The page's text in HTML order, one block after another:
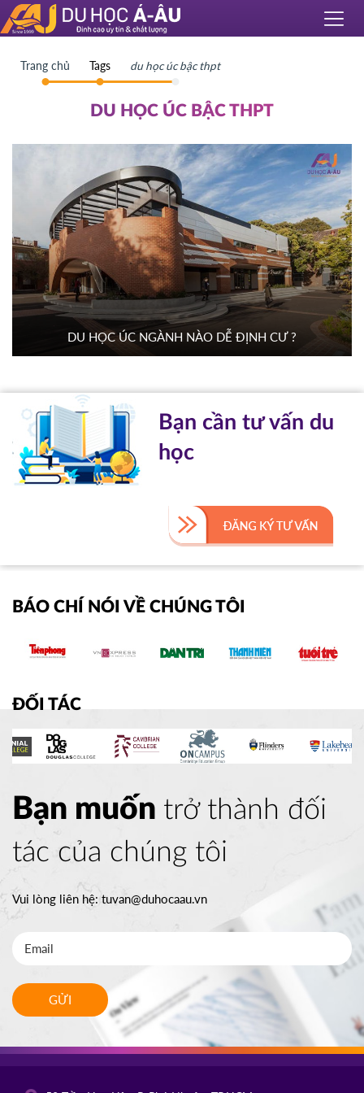
Trang chủ Tags du học úc bậc thpt
DU HỌC ÚC BẬC THPT
DU HỌC ÚC NGÀNH NÀO DỄ ĐỊNH CƯ ?
Bạn cần tư vấn du
học
BÁO CHÍ NÓI VỀ CHÚNG TÔI
ĐỐI TÁC
Bạn muốn trở thành đối
tác của chúng tôi
Vui lòng liên hệ:tuvan@duhocaau.vn
GỬI